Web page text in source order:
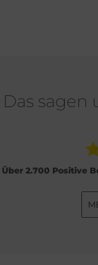
Das sagen
Über 2.700 Positive